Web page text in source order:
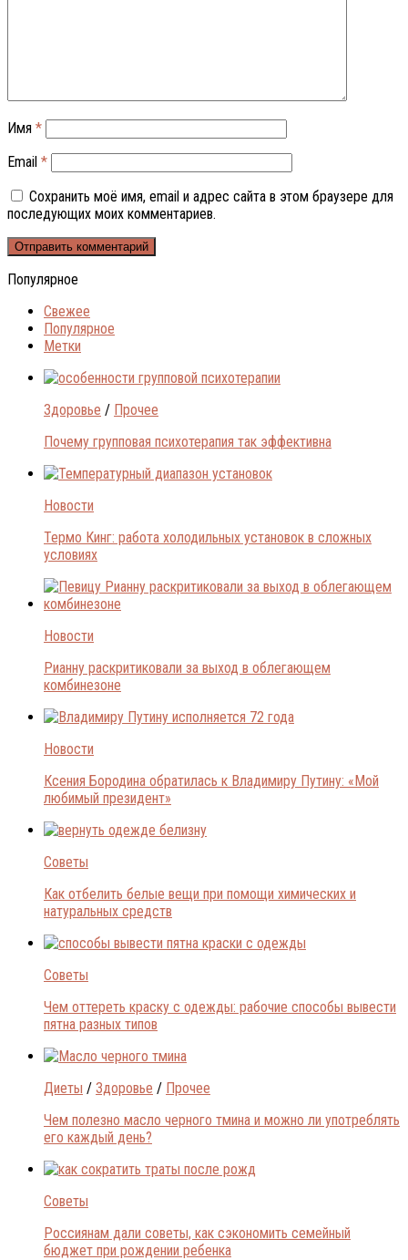
Имя *
Email *
Сохранить моё имя, email и адрес сайта в этом браузере для
последующих моих комментариев.
Популярное
Свежее
Популярное
Метки
Здоровье / Прочее
Почему групповая психотерапия так эффективна
Новости
Термо Кинг: работа холодильных установок в сложных
условиях
Новости
Рианну раскритиковали за выход в облегающем
комбинезоне
Новости
Ксения Бородина обратилась к Владимиру Путину: «Мой
любимый президент»
Советы
Как отбелить белые вещи при помощи химических и
натуральных средств
Советы
Чем оттереть краску с одежды: рабочие способы вывести
пятна разных типов
Диеты / Здоровье / Прочее
Чем полезно масло черного тмина и можно ли употреблять
его каждый день?
Советы
Россиянам дали советы, как сэкономить семейный
бюджет при рождении ребенка